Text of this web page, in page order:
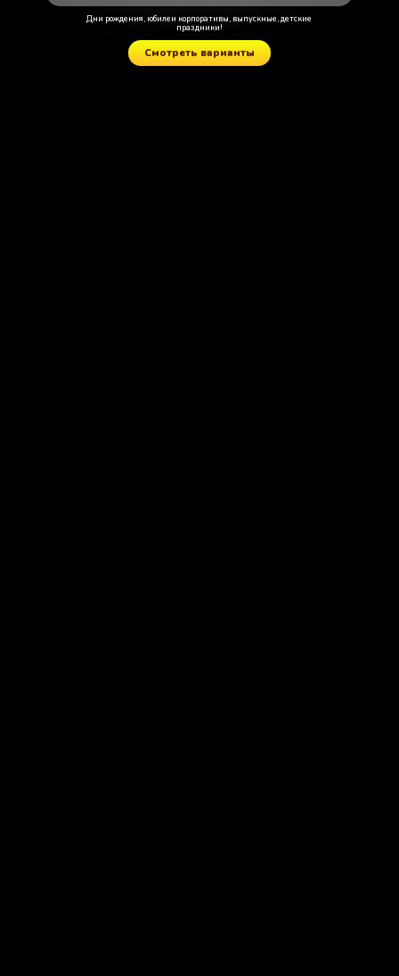
Дни рождения, юбилеи корпоративы, выпускные, детские
праздники!
Смотреть варианты